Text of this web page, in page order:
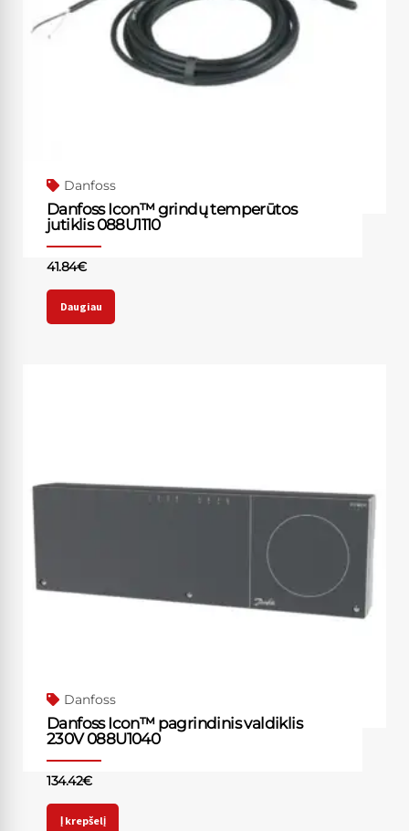
Danfoss
Danfoss Icon™ grindų temperūtos
jutiklis 088U1110
41.84€
Daugiau
Danfoss
Danfoss Icon™ pagrindinis valdiklis
230V 088U1040
134.42€
Į krepšelį